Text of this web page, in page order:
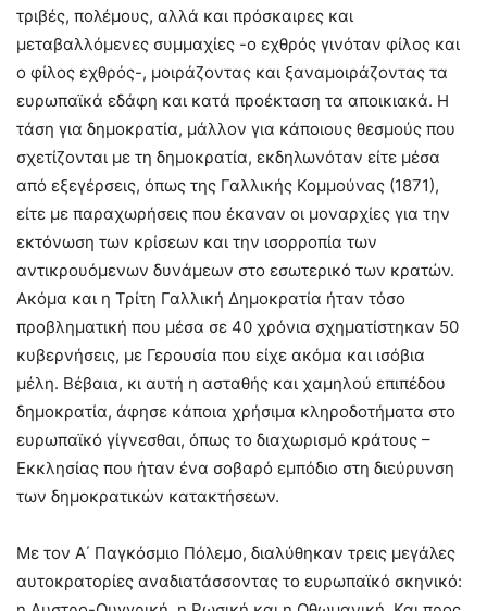
τριβές, πολέμους, αλλά και πρόσκαιρες και
μεταβαλλόμενες συμμαχίες -ο εχθρός γινόταν φίλος και
ο φίλος εχθρός-, μοιράζοντας και ξαναμοιράζοντας τα
ευρωπαϊκά εδάφη και κατά προέκταση τα αποικιακά. Η
τάση για δημοκρατία, μάλλον για κάποιους θεσμούς που
σχετίζονται με τη δημοκρατία, εκδηλωνόταν είτε μέσα
από εξεγέρσεις, όπως της Γαλλικής Κομμούνας (1871),
είτε με παραχωρήσεις που έκαναν οι μοναρχίες για την
εκτόνωση των κρίσεων και την ισορροπία των
αντικρουόμενων δυνάμεων στο εσωτερικό των κρατών.
Ακόμα και η Τρίτη Γαλλική Δημοκρατία ήταν τόσο
προβληματική που μέσα σε 40 χρόνια σχηματίστηκαν 50
κυβερνήσεις, με Γερουσία που είχε ακόμα και ισόβια
μέλη. Βέβαια, κι αυτή η ασταθής και χαμηλού επιπέδου
δημοκρατία, άφησε κάποια χρήσιμα κληροδοτήματα στο
ευρωπαϊκό γίγνεσθαι, όπως το διαχωρισμό κράτους –
Εκκλησίας που ήταν ένα σοβαρό εμπόδιο στη διεύρυνση
των δημοκρατικών κατακτήσεων.
Με τον Α΄ Παγκόσμιο Πόλεμο, διαλύθηκαν τρεις μεγάλες
αυτοκρατορίες αναδιατάσσοντας το ευρωπαϊκό σκηνικό: